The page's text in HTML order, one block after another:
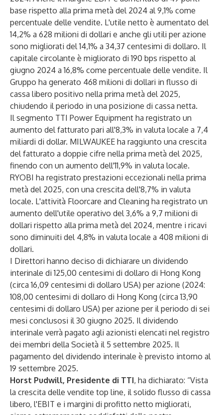
base rispetto alla prima metà del 2024 al 9,1% come
percentuale delle vendite. L'utile netto è aumentato del
14,2% a 628 milioni di dollari e anche gli utili per azione
sono migliorati del 14,1% a 34,37 centesimi di dollaro. Il
capitale circolante è migliorato di 190 bps rispetto al
giugno 2024 a 16,8% come percentuale delle vendite. Il
Gruppo ha generato 468 milioni di dollari in flusso di
cassa libero positivo nella prima metà del 2025,
chiudendo il periodo in una posizione di cassa netta.
Il segmento TTI Power Equipment ha registrato un
aumento del fatturato pari all'8,3% in valuta locale a 7,4
miliardi di dollar. MILWAUKEE ha raggiunto una crescita
del fatturato a doppie cifre nella prima metà del 2025,
finendo con un aumento dell'11,9% in valuta locale.
RYOBI ha registrato prestazioni eccezionali nella prima
metà del 2025, con una crescita dell'8,7% in valuta
locale. L'attività Floorcare and Cleaning ha registrato un
aumento dell'utile operativo del 3,6% a 9,7 milioni di
dollari rispetto alla prima metà del 2024, mentre i ricavi
sono diminuiti del 4,8% in valuta locale a 408 milioni di
dollari.
I Direttori hanno deciso di dichiarare un dividendo
interinale di 125,00 centesimi di dollaro di Hong Kong
(circa 16,09 centesimi di dollaro USA) per azione (2024:
108,00 centesimi di dollaro di Hong Kong (circa 13,90
centesimi di dollaro USA) per azione per il periodo di sei
mesi conclusosi il 30 giugno 2025. Il dividendo
interinale verrà pagato agli azionisti elencati nel registro
dei membri della Società il 5 settembre 2025. Il
pagamento del dividendo interinale è previsto intorno al
19 settembre 2025.
Horst Pudwill, Presidente di TTI, ha dichiarato: “Vista
la crescita delle vendite top line, il solido flusso di cassa
libero, l'EBIT e i margini di profitto netto migliorati,